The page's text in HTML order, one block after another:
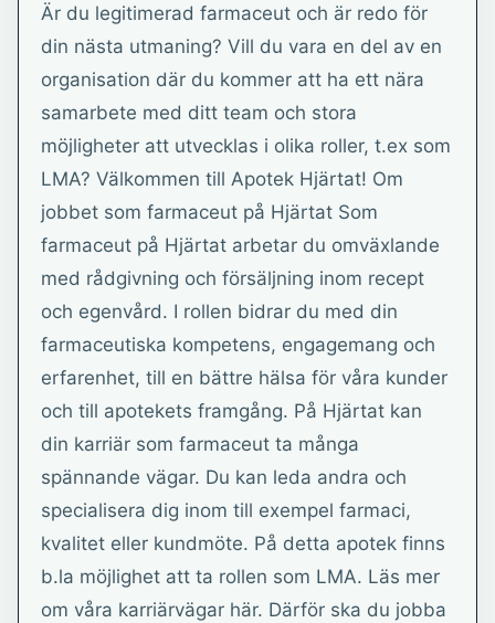
Är du legitimerad farmaceut och är redo för
din nästa utmaning? Vill du vara en del av en
organisation där du kommer att ha ett nära
samarbete med ditt team och stora
möjligheter att utvecklas i olika roller, t.ex som
LMA? Välkommen till Apotek Hjärtat! Om
jobbet som farmaceut på Hjärtat Som
farmaceut på Hjärtat arbetar du omväxlande
med rådgivning och försäljning inom recept
och egenvård. I rollen bidrar du med din
farmaceutiska kompetens, engagemang och
erfarenhet, till en bättre hälsa för våra kunder
och till apotekets framgång. På Hjärtat kan
din karriär som farmaceut ta många
spännande vägar. Du kan leda andra och
specialisera dig inom till exempel farmaci,
kvalitet eller kundmöte. På detta apotek finns
b.la möjlighet att ta rollen som LMA. Läs mer
om våra karriärvägar här. Därför ska du jobba